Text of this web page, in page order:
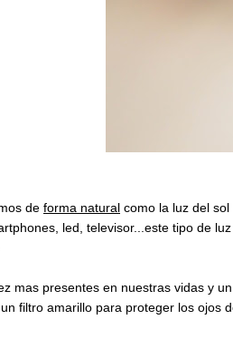
de forma natural como la luz del
led, televisor...este tipo de
mas presentes en nuestras vidas y
filtro amarillo para proteger los ojos